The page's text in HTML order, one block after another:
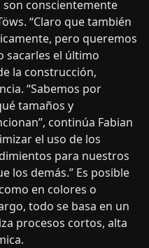
conscientemente
“Claro que también
pero queremos
sacarles el último
la construcción,
“Sabemos por
tamaños y
continúa Fabian
el uso de los
para nuestros
los demás.” Es posible
en colores o
todo se basa en un
procesos cortos, alta